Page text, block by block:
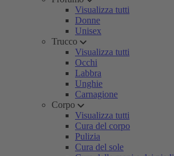
Visualizza tutti
Donne
Unisex
Trucco
Visualizza tutti
Occhi
Labbra
Unghie
Carnagione
Corpo
Visualizza tutti
Cura del corpo
Pulizia
Cura del sole